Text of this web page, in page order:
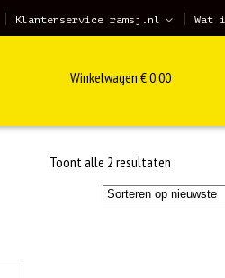
Klantenservice ramsj.nl Wat
Winkelwagen €0,00
Toont alle 2 resultatenGesorteerd
nieuwste